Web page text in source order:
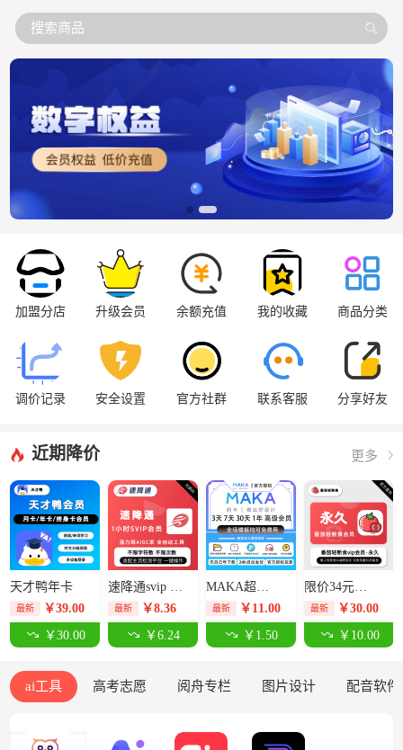
搜索商品
加盟分店 升级会员 余额充值 我的收藏 商品分类
调价记录 安全设置 官方社群 联系客服 分享好友
近期降价 更多
天才鸭年卡
最新 ￥39.00
￥30.00
速降通svip 1小时卡【限价14元】
最新 ￥8.36
￥6.24
MAKA超级会员3天-限价12.5元
最新 ￥ 11.00
￥1.50
限价34元番茄轻断食永久卡
最新 ￥30.00
￥10.00
ai工具 高考志愿 阅舟专栏 图片设计 配音软件